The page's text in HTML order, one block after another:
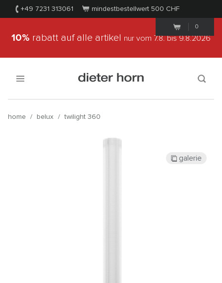
+49 7231 313061 mindestbestellwert 500 CHF
0
10% rabatt auf alle artikel nur vom 7.8.bis 9.8.2026
home / belux / twilight 360
galerie